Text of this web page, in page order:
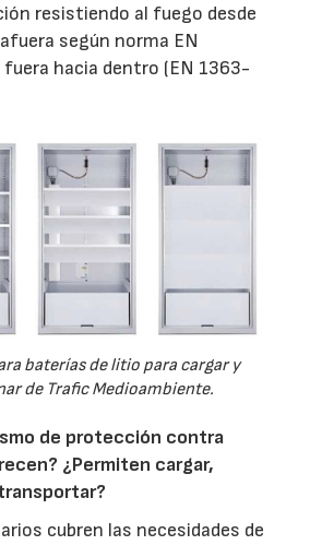
resistiendo al fuego desde
según norma EN
hacia dentro (EN 1363-
baterías de litio para cargar y
de Trafic Medioambiente.
de protección contra
¿Permiten cargar,
cubren las necesidades de